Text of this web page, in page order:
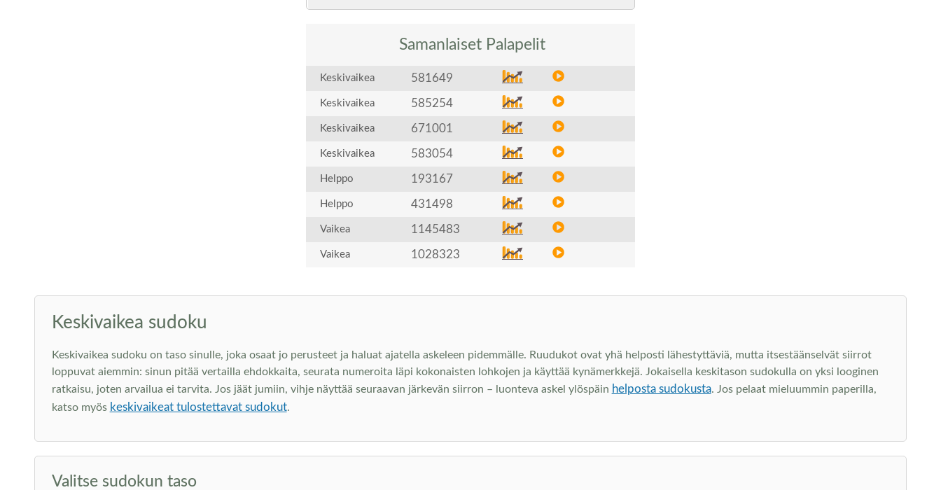
Samanlaiset Palapelit
Keskivaikea 581649
Keskivaikea 585254
Keskivaikea 671001
Keskivaikea 583054
Helppo 193167
Helppo 431498
Vaikea 1145483
Vaikea 1028323
Keskivaikea sudoku
Keskivaikea sudoku on taso sinulle, joka osaat jo perusteet ja haluat ajatella askeleen pidemmälle. Ruudukot ovat yhä helposti lähestyttäviä, mutta itsestäänselvät siirrot
loppuvat aiemmin: sinun pitää vertailla ehdokkaita, seurata numeroita läpi kokonaisten lohkojen ja käyttää kynämerkkejä. Jokaisella keskitason sudokulla on yksi looginen
ratkaisu, joten arvailua ei tarvita. Jos jäät jumiin, vihje näyttää seuraavan järkevän siirron – luonteva askel ylöspäin helposta sudokusta. Jos pelaat mieluummin paperilla,
katso myös keskivaikeat tulostettavat sudokut.
Valitse sudokun taso